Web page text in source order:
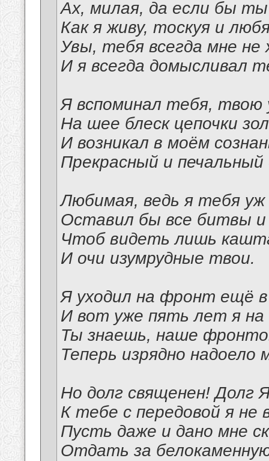
Ах, милая, да если бы ты
Как я живу, тоскуя и
Увы, тебя всегда мне не
И я всегда домысливал
Я вспоминал тебя, твою
На шее блеск цепочки
И возникал в моём
Прекрасный и
Любимая, ведь я тебя уж
Оставил бы все битвы и
Чтоб видеть лишь
И очи изумрудные твои.
Я уходил на фронт ещё
И вот уже пять лет я на
Ты знаешь, наше
Теперь изрядно надоело
Но долг священен! Долг
К тебе с передовой я не
Пусть даже и дано мне
Отдать за